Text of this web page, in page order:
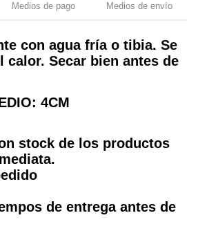
Medios de pago Medios de envío
con agua fría o tibia. Se
calor. Secar bien antes de
4CM
stock de los productos
de entrega antes de